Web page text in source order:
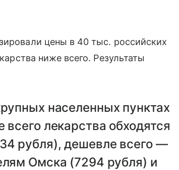
цены в 40 тыс. российских
ниже всего. Результаты
населенных пунктах
лекарства обходятся
рубля), дешевле всего —
Омска (7294 рубля) и